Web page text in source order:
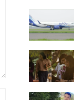
Website: